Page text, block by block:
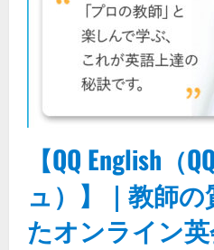
【QQ English（
ュ）】｜教師
たオンライン